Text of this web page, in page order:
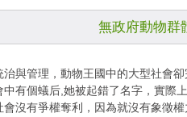
無政府動物群
與管理，動物王國中的大型社會卻
中有個蟻后,她被起錯了名字，實際
會沒有爭權奪利，因為就沒有象徵